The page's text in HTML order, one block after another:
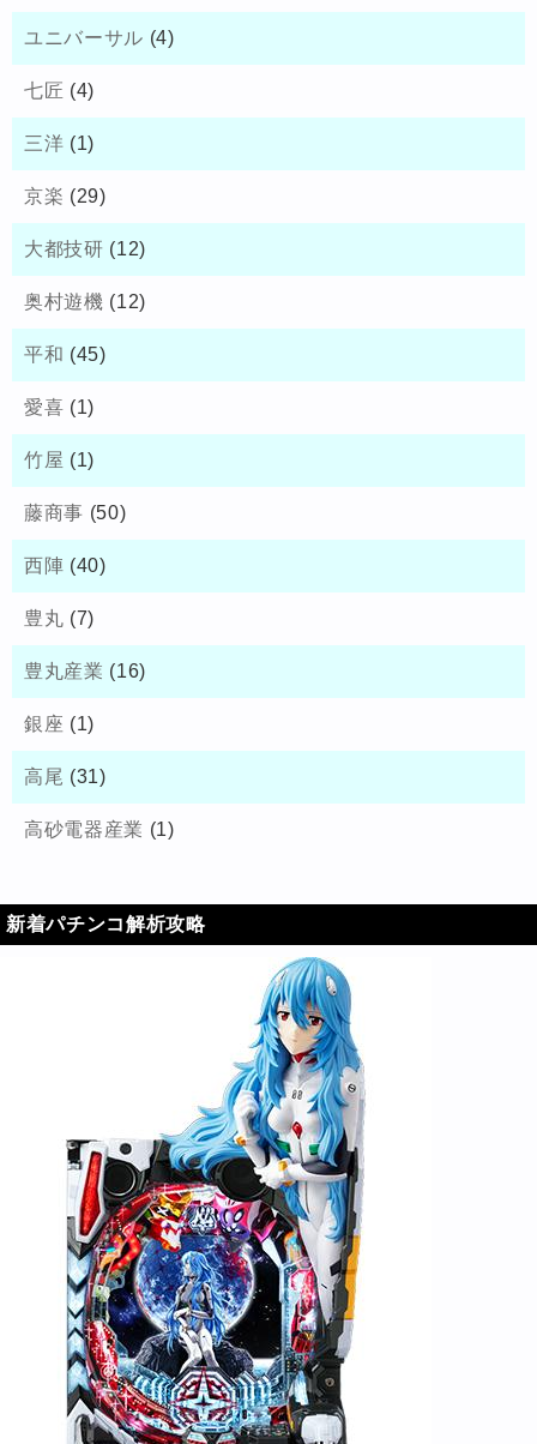
ユニバーサル (4)
七匠 (4)
三洋 (1)
京楽 (29)
大都技研 (12)
奥村遊機 (12)
平和 (45)
愛喜 (1)
竹屋 (1)
藤商事 (50)
西陣 (40)
豊丸 (7)
豊丸産業 (16)
銀座 (1)
高尾 (31)
高砂電器産業 (1)
新着パチンコ解析攻略